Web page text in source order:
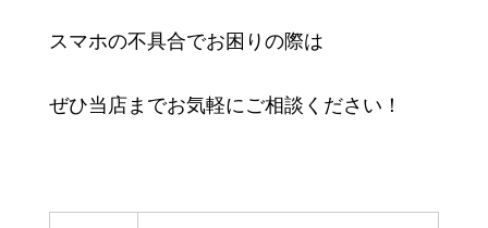
スマホの不具合でお困りの際は
ぜひ当店までお気軽にご相談ください！